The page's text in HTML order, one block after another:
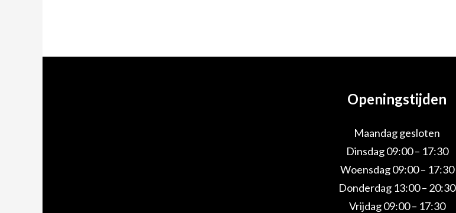
Openingstijden
Maandag gesloten
Dinsdag 09:00 – 17:30
Woensdag 09:00 – 17:30
Donderdag 13:00 – 20:30
Vrijdag 09:00 – 17:30